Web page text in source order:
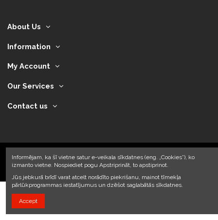
About Us
Information
My Account
Our Services
Contact us
2024 © Armando Auto SIA
Informējam, ka šī vietne satur e-veikala sīkdatnes (eng. „Cookies”), ko
izmanto vietne. Nospiediet pogu Apstriprināt, to apstiprinot.
Jūs jebkurā brīdī varat atcelt norādīto piekrišanu, mainot tīmekļa
pārlūkprogrammas iestatījumus un dzēšot saglabātās sīkdatnes.
Accept